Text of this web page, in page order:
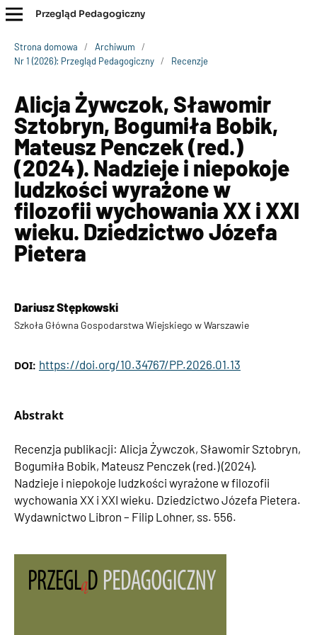
Przegląd Pedagogiczny
Strona domowa / Archiwum
/
Nr 1 (2026): Przegląd Pedagogiczny / Recenzje
Alicja Żywczok, Sławomir
Sztobryn, Bogumiła Bobik,
Mateusz Penczek (red.)
(2024). Nadzieje i niepokoje
ludzkości wyrażone w
filozofii wychowania XX i XXI
wieku. Dziedzictwo Józefa
Pietera
Dariusz Stępkowski
Szkoła Główna Gospodarstwa Wiejskiego w Warszawie
DOI: https://doi.org/10.34767/PP.2026.01.13
Abstrakt
Recenzja publikacji: Alicja Żywczok, Sławomir Sztobryn,
Bogumiła Bobik, Mateusz Penczek (red.) (2024).
Nadzieje i niepokoje ludzkości wyrażone w filozofii
wychowania XX i XXI wieku. Dziedzictwo Józefa Pietera.
Wydawnictwo Libron – Filip Lohner, ss. 556.